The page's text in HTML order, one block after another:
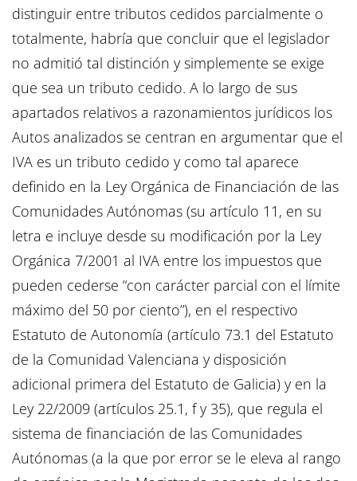
distinguir entre tributos cedidos parcialmente o
totalmente, habría que concluir que el legislador
no admitió tal distinción y simplemente se exige
que sea un tributo cedido. A lo largo de sus
apartados relativos a razonamientos jurídicos los
Autos analizados se centran en argumentar que el
IVA es un tributo cedido y como tal aparece
definido en la Ley Orgánica de Financiación de las
Comunidades Autónomas (su artículo 11, en su
letra e incluye desde su modificación por la Ley
Orgánica 7/2001 al IVA entre los impuestos que
pueden cederse “con carácter parcial con el límite
máximo del 50 por ciento”), en el respectivo
Estatuto de Autonomía (artículo 73.1 del Estatuto
de la Comunidad Valenciana y disposición
adicional primera del Estatuto de Galicia) y en la
Ley 22/2009 (artículos 25.1, f y 35), que regula el
sistema de financiación de las Comunidades
Autónomas (a la que por error se le eleva al rango